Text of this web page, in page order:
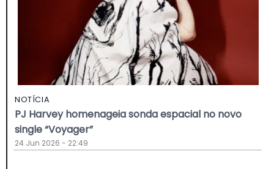
NOTÍCIA
PJ Harvey homenageia sonda espacial no novo
single “Voyager”
24 Jun 2026 - 22:49